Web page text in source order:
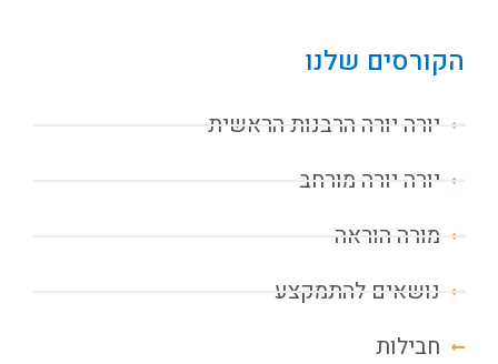
הקורסים שלנו
יורה יורה הרבנות הראשית
יורה יורה מורחב
מורה הוראה
נושאים להתמקצע
חבילות